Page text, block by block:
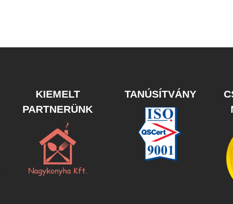
KIEMELT
PARTNERÜNK
TANÚSÍTVÁNY